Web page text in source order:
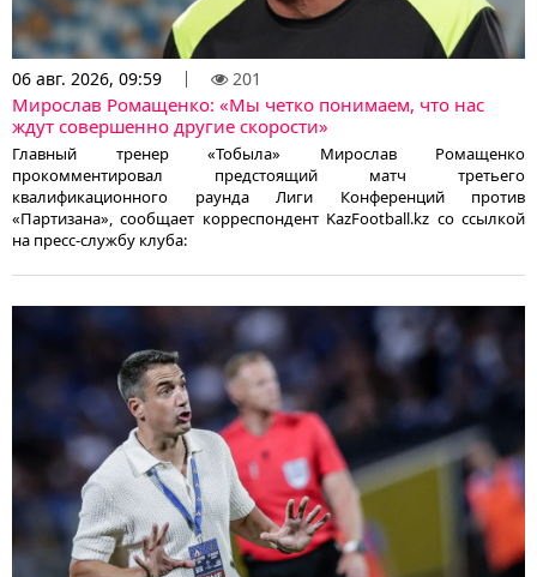
06 авг. 2026, 09:59 201
Мирослав Ромащенко: «Мы четко понимаем, что нас
ждут совершенно другие скорости»
Главный тренер «Тобыла» Мирослав Ромащенко
прокомментировал предстоящий матч третьего
квалификационного раунда Лиги Конференций против
«Партизана», сообщает корреспондент KazFootball.kz со ссылкой
на пресс-службу клуба: